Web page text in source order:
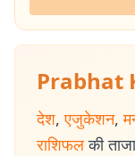
Prabhat
देश, एजुकेशन,
राशिफल की